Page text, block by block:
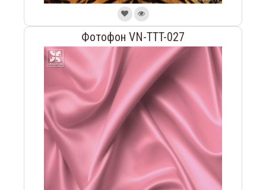
Фотофон VN-TTT-027